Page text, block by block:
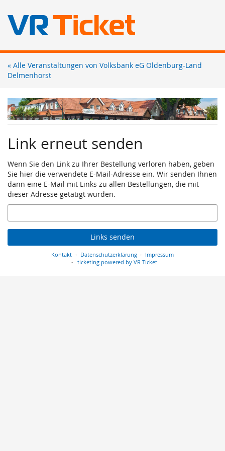
Zum
Haupt-
« Alle Veranstaltungen von Volksbank eG Oldenburg-Land
Delmenhorst
Link erneut senden
Wenn Sie den Link zu Ihrer Bestellung verloren haben, geben
Sie hier die verwendete E-Mail-Adresse ein. Wir senden Ihnen
dann eine E-Mail mit Links zu allen Bestellungen, die mit
dieser Adresse getätigt wurden.
E-
Mail
Links senden
Kontakt Datenschutzerklärung
Impressum
ticketing powered by VR Ticket